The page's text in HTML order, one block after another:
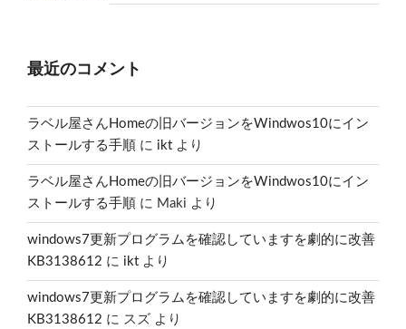
最近のコメント
ラベル屋さんHomeの旧バージョンをWindwos10にイン
ストールする手順 に ikt より
ラベル屋さんHomeの旧バージョンをWindwos10にイン
ストールする手順 に Maki より
windows7更新プログラムを確認していますを劇的に改善
KB3138612 に ikt より
windows7更新プログラムを確認していますを劇的に改善
KB3138612 に スズ より